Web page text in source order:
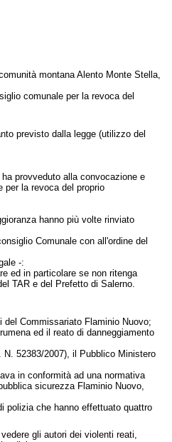
montana Alento Monte Stella,
comunale per la revoca del
previsto dalla legge (utilizzo del
provveduto alla convocazione e
per la revoca del proprio
hanno più volte rinviato
Comunale con all'ordine del
-:
ed in particolare se non ritenga
TAR e del Prefetto di Salerno.
Commissariato Flaminio Nuovo;
ed il reato di danneggiamento
52383/2007), il Pubblico Ministero
in conformità ad una normativa
sicurezza Flaminio Nuovo,
polizia che hanno effettuato quattro
gli autori dei violenti reati,